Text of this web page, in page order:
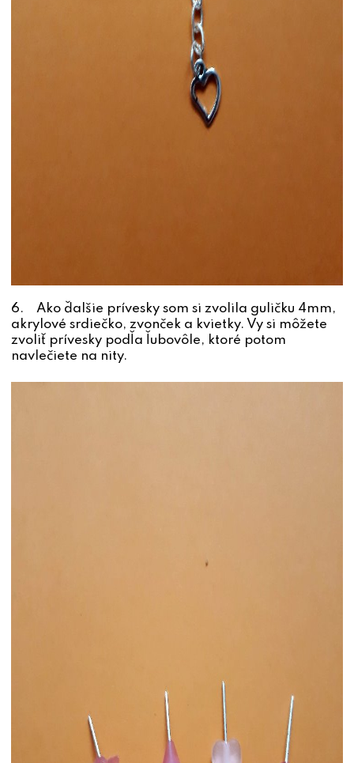
6. Ako ďalšie prívesky som si zvolila guličku 4mm,
akrylové srdiečko, zvonček a kvietky. Vy si môžete
zvoliť prívesky podľa ľubovôle, ktoré potom
navlečiete na nity.